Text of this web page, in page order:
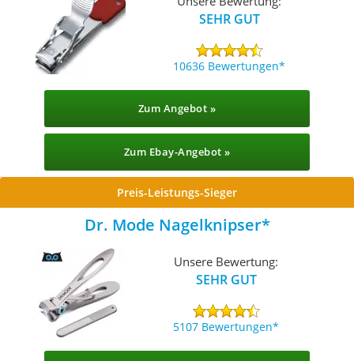
SEHR GUT
10636 Bewertungen
Zum Angebot »
Zum Ebay-Angebot »
Preis-Leistungs-Sieger
Dr. Mode Nagelknipser
Unsere Bewertung:
SEHR GUT
5107 Bewertungen